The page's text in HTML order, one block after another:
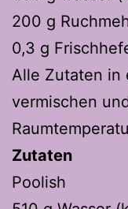
200 g
0,3 g
Alle Zutaten in
vermischen
Zutaten
Poolish